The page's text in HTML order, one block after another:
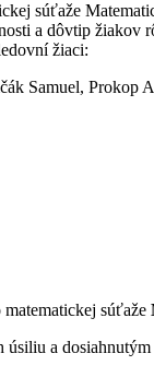
súťaže
a dôvtip
žiaci:
Samuel, Prokop
súťaže
úsiliu a